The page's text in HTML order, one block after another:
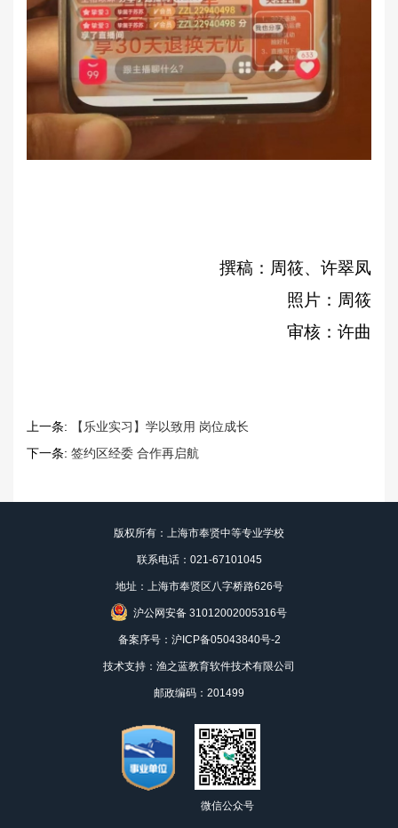
撰稿：周筱、许翠凤
照片：周筱
审核：许曲
上一条:
【乐业实习】学以致用 岗位成长
下一条: 签约区经委 合作再启航
版权所有：上海市奉贤中等专业学校
联系电话：021-67101045
地址：上海市奉贤区八字桥路626号
沪公网安备 31012002005316号
备案序号： 沪ICP备05043840号-2
技术支持：渔之蓝教育软件技术有限公司
邮政编码：201499
微信公众号